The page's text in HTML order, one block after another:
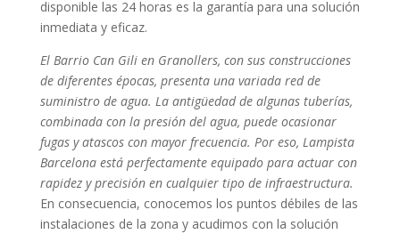
disponible las 24 horas es la garantía para una solución
inmediata y eficaz.
El Barrio Can Gili en Granollers, con sus construcciones
de diferentes épocas, presenta una variada red de
suministro de agua. La antigüedad de algunas tuberías,
combinada con la presión del agua, puede ocasionar
fugas y atascos con mayor frecuencia. Por eso, Lampista
Barcelona está perfectamente equipado para actuar con
rapidez y precisión en cualquier tipo de infraestructura.
En consecuencia, conocemos los puntos débiles de las
instalaciones de la zona y acudimos con la solución